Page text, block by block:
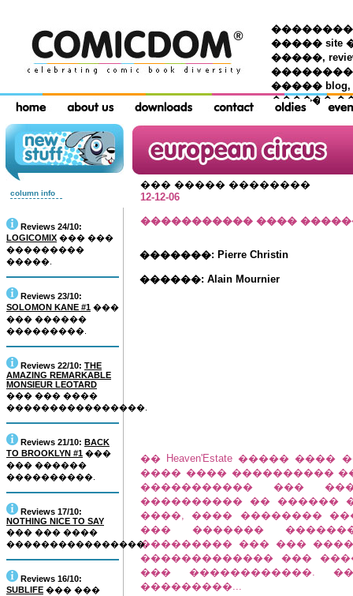
���������
����� site
�����,
����� blog,
������
column info
Reviews 24/10:
LOGICOMIX ��� ���
���������
�����.
Reviews 23/10:
SOLOMON KANE #1 ���
��� ������
���������.
Reviews 22/10: THE
AMAZING REMARKABLE
MONSIEUR LEOTARD
��� ��� ����
����������������.
Reviews 21/10: BACK
TO BROOKLYN #1 ���
��� ������
����������.
Reviews 17/10:
NOTHING NICE TO SAY
��� ��� ����
����������������.
Reviews 16/10:
SUBLIFE ��� ���
��� ����� ��������
12-12-06
����������� ����
�������: Pierre Christin
������: Alain Mournier
�� Heaven'Estate �����
���� ���� ����������
����������� ���
���������� �� ������
����, ���� ��������
��� �������
��������� ��� ���
������������� ���
��� ������������.
���������...